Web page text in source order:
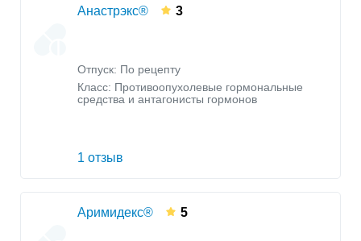
Анастрэкс® 3
Отпуск: По рецепту
Класс: Противоопухолевые гормональные
средства и антагонисты гормонов
1 отзыв
Аримидекс® 5